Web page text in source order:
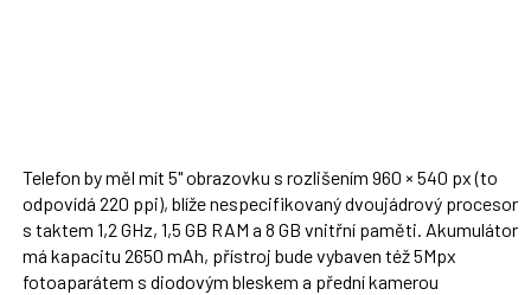
Telefon by měl mít 5" obrazovku s rozlišením 960 × 540 px (to
odpovídá 220 ppi), blíže nespecifikovaný dvoujádrový procesor
s taktem 1,2 GHz, 1,5 GB RAM a 8 GB vnitřní paměti. Akumulátor
má kapacitu 2650 mAh, přístroj bude vybaven též 5Mpx
fotoaparátem s diodovým bleskem a přední kamerou